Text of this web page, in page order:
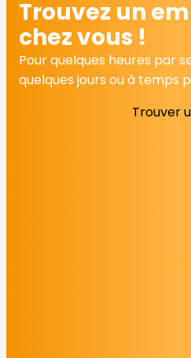
Trouvez un
chez vous !
Pour quelques heures par
quelques jours ou à temps
Trouver